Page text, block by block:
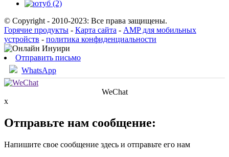
© Copyright - 2010-2023: Все права защищены.
Горячие продукты - Карта сайта - AMP для мобильных
устройств - политика конфиденциальности
Отправить письмо
WhatsApp
WeChat
x
Отправьте нам сообщение:
Напишите свое сообщение здесь и отправьте его нам